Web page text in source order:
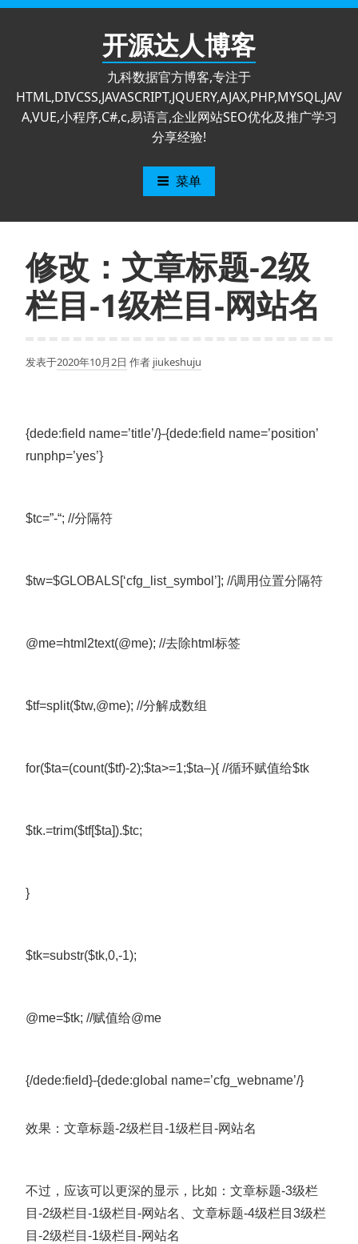
跳
开源达人博客
九科数据官方博客,专注于
HTML,DIVCSS,JAVASCRIPT,JQUERY,AJAX,PHP,MYSQL,JAV
A,VUE,小程序,C#,c,易语言,企业网站SEO优化及推广学习
分享经验!
菜单
修改：文章标题-2级
栏目-1级栏目-网站名
发表于2020年10月2日 作者 jiukeshuju
{dede:field name=’title’/}-{dede:field name=’position’
runphp=’yes’}
$tc=”-“; //分隔符
$tw=$GLOBALS[‘cfg_list_symbol’]; //调用位置分隔符
@me=html2text(@me); //去除html标签
$tf=split($tw,@me); //分解成数组
for($ta=(count($tf)-2);$ta>=1;$ta–){ //循环赋值给$tk
$tk.=trim($tf[$ta]).$tc;
}
$tk=substr($tk,0,-1);
@me=$tk; //赋值给@me
{/dede:field}-{dede:global name=’cfg_webname’/}
效果：文章标题-2级栏目-1级栏目-网站名
不过，应该可以更深的显示，比如：文章标题-3级栏
目-2级栏目-1级栏目-网站名、文章标题-4级栏目3级栏
目-2级栏目-1级栏目-网站名